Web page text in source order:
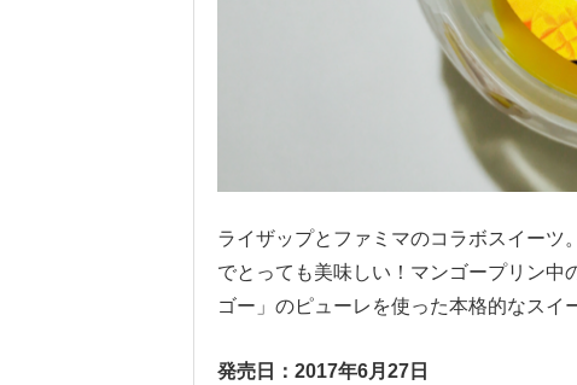
ライザップとファミマのコラボスイーツ
でとっても美味しい！マンゴープリン中
ゴー」のピューレを使った本格的なスイ
発売日：2017年6月27日